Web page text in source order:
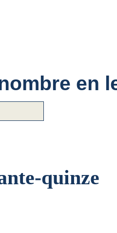
en
quinze